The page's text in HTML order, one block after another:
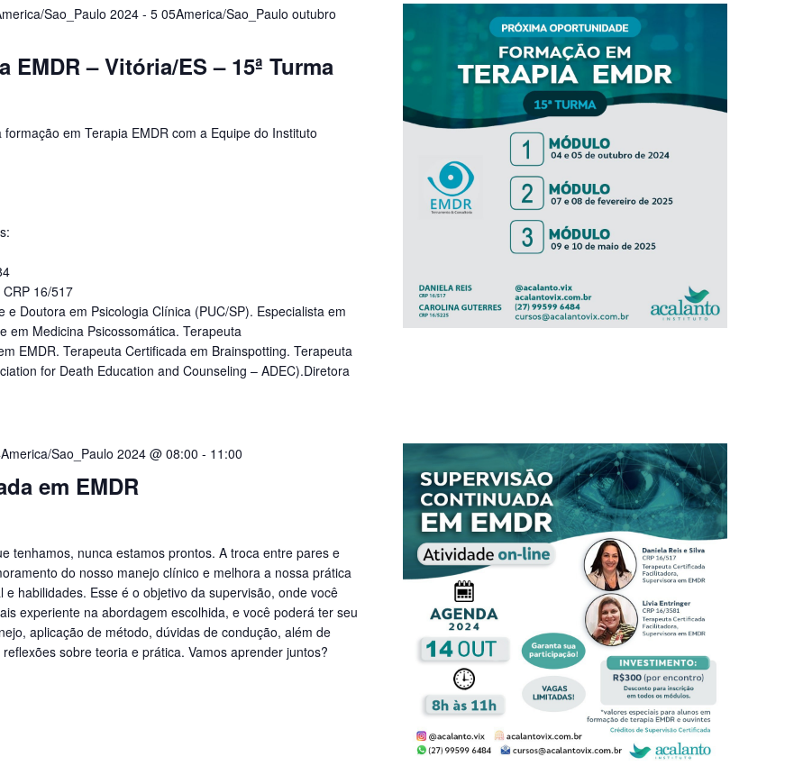
Sao_Paulo 2024- 5 05America/Sao_Paulo outubro
EMDR – Vitória/ES – 15ª Turma
formação em Terapia EMDR com a Equipe do Instituto
16/517
e Doutora em Psicologia Clínica (PUC/SP). Especialista em
em Medicina Psicossomática. Terapeuta
EMDR. Terapeuta Certificada em Brainspotting. Terapeuta
for Death Education and Counseling – ADEC).Diretora
Sao_Paulo 2024 @ 08:00 - 11:00
em EMDR
tenhamos, nunca estamos prontos. A troca entre pares e
do nosso manejo clínico e melhora a nossa prática
habilidades. Esse é o objetivo da supervisão, onde você
experiente na abordagem escolhida, e você poderá ter seu
aplicação de método, dúvidas de condução, além de
sobre teoria e prática. Vamos aprender juntos?